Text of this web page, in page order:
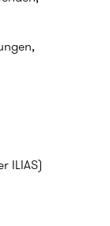
ILIAS)